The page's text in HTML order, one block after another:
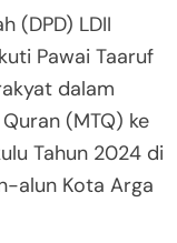
(DPD) LDII
Pawai Taaruf
dalam
(MTQ) ke
Tahun 2024 di
alun Kota Arga